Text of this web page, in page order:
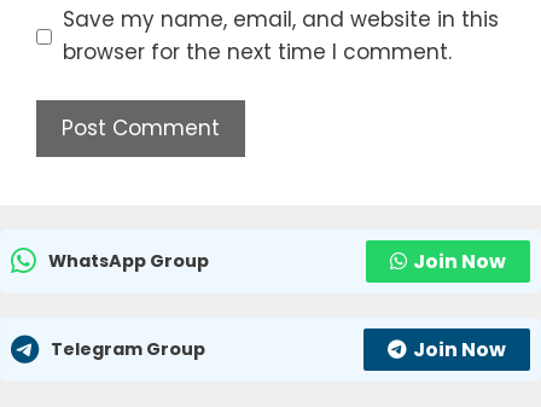
Save my name, email, and website in this
browser for the next time I comment.
WhatsApp Group Join Now
Telegram Group Join Now